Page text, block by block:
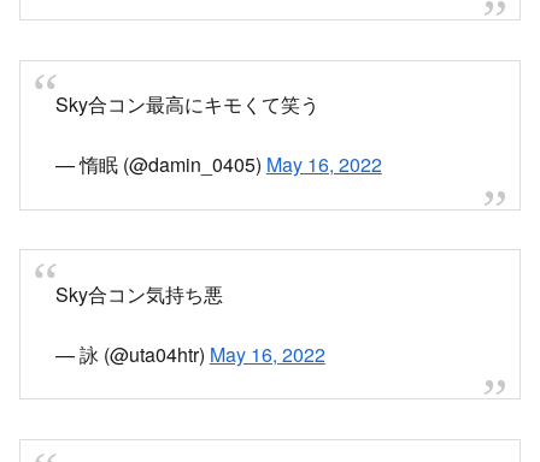
Sky合コン最高にキモくて笑う
— 惰眠 (@damin_0405)
— 詠 (@uta04htr)May 16, 2022
Sky合コンてなに…怖…
— のあぐれゐ (@nisimiya_X_X_X)May 16, 2022